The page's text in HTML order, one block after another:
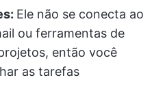
Ele não se conecta ao
ou ferramentas de
então você
as tarefas